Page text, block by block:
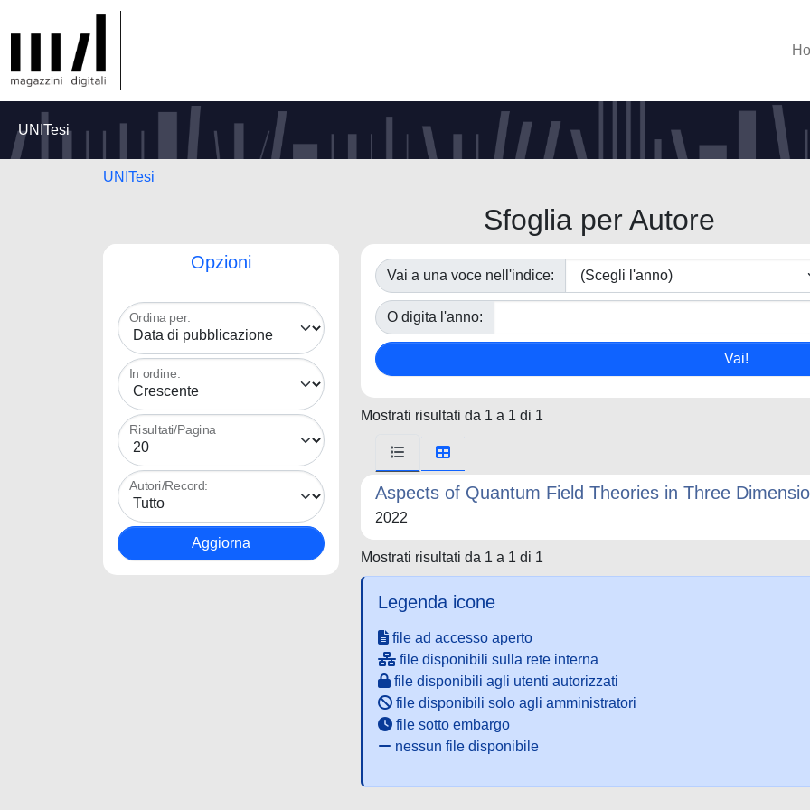
UNITesi
UNITesi
Sfoglia per Autore
Opzioni
Ordina per:
In ordine:
Risultati/Pagina
Autori/Record:
Vai a una voce nell'indice:
O digita l'anno:
Mostrati risultati da 1 a 1 di 1
Aspects of Quantum Field Theories in Three
2022
Mostrati risultati da 1 a 1 di 1
Legenda icone
file ad accesso aperto
file disponibili sulla rete interna
file disponibili agli utenti autorizzati
file disponibili solo agli amministratori
file sotto embargo
nessun file disponibile